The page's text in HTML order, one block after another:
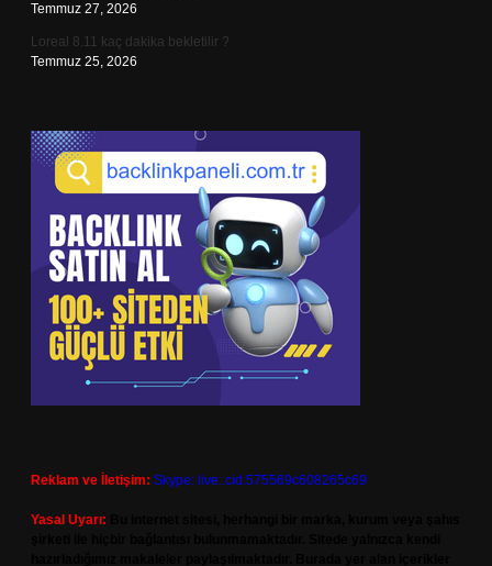
Temmuz 27, 2026
Loreal 8.11 kaç dakika bekletilir ?
Temmuz 25, 2026
Reklam ve İletişim: Skype: live:.cid.575569c608265c69
Yasal Uyarı: